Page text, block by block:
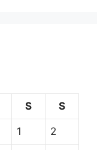
S S
1 2